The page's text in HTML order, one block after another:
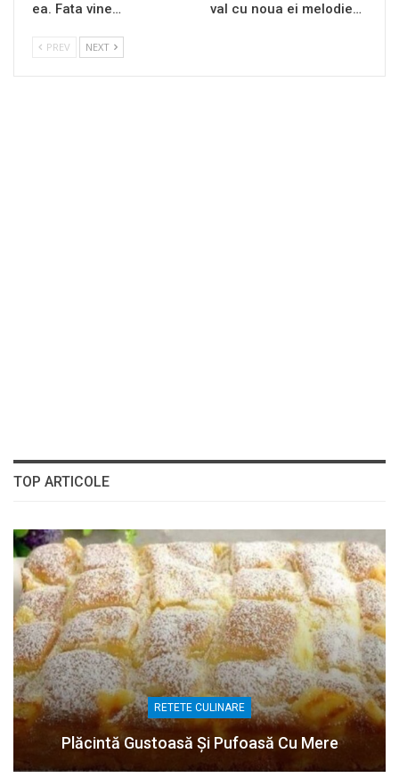
ea. Fata vine…
val cu noua ei melodie…
PREV NEXT
TOP ARTICOLE
RETETE CULINARE
Plăcintă Gustoasă Și Pufoasă Cu Mere